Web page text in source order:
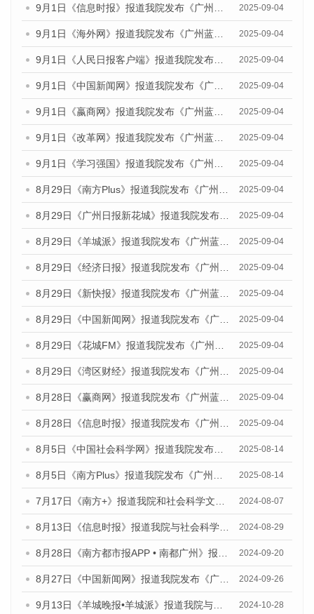
2025-09-04
2025-09-04
2025-09-04
2025-09-04
2025-09-04
2025-09-04
2025-09-04
2025-09-04
2025-09-04
2025-09-04
2025-09-04
2025-09-04
2025-09-04
2025-09-04
2025-09-04
2025-09-04
2025-09-04
2025-08-14
2025-08-14
2024-08-07
2024-08-29
2024-09-20
2024-09-26
2024-10-28